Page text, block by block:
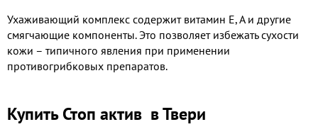
Ухаживающий комплекс содержит витамин Е, А и другие
смягчающие компоненты. Это позволяет избежать сухости
кожи – типичного явления при применении
противогрибковых препаратов.
Купить Стоп актив в Твери